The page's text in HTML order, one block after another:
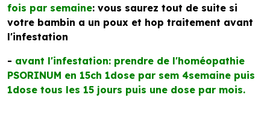
fois par semaine: vous saurez tout de suite si
votre bambin a un poux et hop traitement avant
l'infestation
- avant l'infestation: prendre de l'homéopathie
PSORINUM en 15ch 1dose par sem 4semaine puis
1dose tous les 15 jours puis une dose par mois.